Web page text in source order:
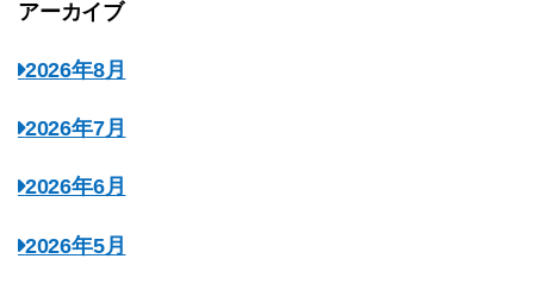
アーカイブ
2026年8月
2026年7月
2026年6月
2026年5月